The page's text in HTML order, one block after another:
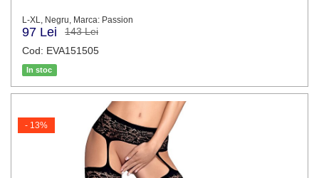
L-XL, Negru, Marca: Passion
97 Lei
143 Lei
Cod: EVA151505
In stoc
- 13%